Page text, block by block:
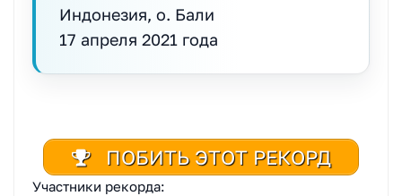
Индонезия, о. Бали
17 апреля 2021 года
ПОБИТЬ ЭТОТ РЕКОРД
Участники рекорда: